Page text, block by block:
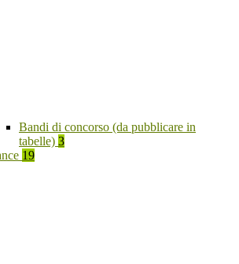
Bandi di concorso (da pubblicare in
tabelle) 3
19